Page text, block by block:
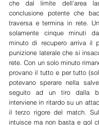
che dal limite dell'area
conclusione potente che
traversa e termina in rete.
solamente cinque minuti
minuto di recupero arriva il
punizione laterale che si
rete. Con un solo minuto
provano il tutto e per tutto
potevano sperare nella
seguito ad un tiro dalla
interviene in ritardo su un
il terzo rigore del match.
intuisce ma non basta e gol